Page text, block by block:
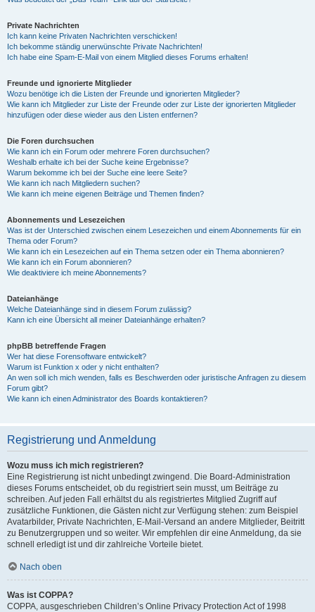
Private Nachrichten
Ich kann keine Privaten Nachrichten verschicken!
Ich bekomme ständig unerwünschte Private Nachrichten!
Ich habe eine Spam-E-Mail von einem Mitglied dieses Forums erhalten!
Freunde und ignorierte Mitglieder
Wozu benötige ich die Listen der Freunde und ignorierten Mitglieder?
Wie kann ich Mitglieder zur Liste der Freunde oder zur Liste der ignorierten Mitglieder
hinzufügen oder diese wieder aus den Listen entfernen?
Die Foren durchsuchen
Wie kann ich ein Forum oder mehrere Foren durchsuchen?
Weshalb erhalte ich bei der Suche keine Ergebnisse?
Warum bekomme ich bei der Suche eine leere Seite?
Wie kann ich nach Mitgliedern suchen?
Wie kann ich meine eigenen Beiträge und Themen finden?
Abonnements und Lesezeichen
Was ist der Unterschied zwischen einem Lesezeichen und einem Abonnements für ein
Thema oder Forum?
Wie kann ich ein Lesezeichen auf ein Thema setzen oder ein Thema abonnieren?
Wie kann ich ein Forum abonnieren?
Wie deaktiviere ich meine Abonnements?
Dateianhänge
Welche Dateianhänge sind in diesem Forum zulässig?
Kann ich eine Übersicht all meiner Dateianhänge erhalten?
phpBB betreffende Fragen
Wer hat diese Forensoftware entwickelt?
Warum ist Funktion x oder y nicht enthalten?
An wen soll ich mich wenden, falls es Beschwerden oder juristische Anfragen zu diesem
Forum gibt?
Wie kann ich einen Administrator des Boards kontaktieren?
Registrierung und Anmeldung
Wozu muss ich mich registrieren?
Eine Registrierung ist nicht unbedingt zwingend. Die Board-Administration
dieses Forums entscheidet, ob du registriert sein musst, um Beiträge zu
schreiben. Auf jeden Fall erhältst du als registriertes Mitglied Zugriff auf
zusätzliche Funktionen, die Gästen nicht zur Verfügung stehen: zum Beispiel
Avatarbilder, Private Nachrichten, E-Mail-Versand an andere Mitglieder, Beitritt
zu Benutzergruppen und so weiter. Wir empfehlen dir eine Anmeldung, da sie
schnell erledigt ist und dir zahlreiche Vorteile bietet.
Nach oben
Was ist COPPA?
COPPA, ausgeschrieben Children’s Online Privacy Protection Act of 1998